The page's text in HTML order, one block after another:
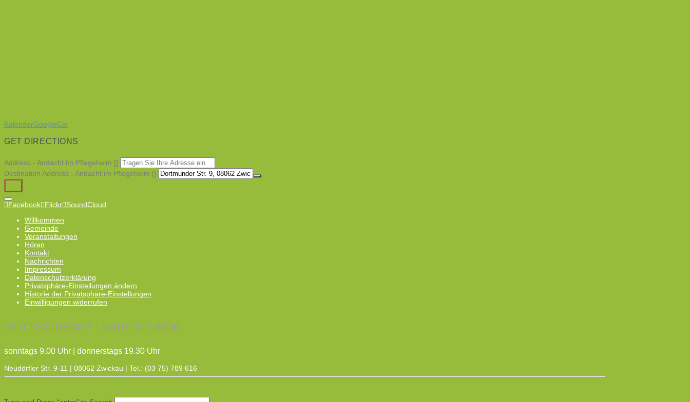
KalenderGoogleCal
GET DIRECTIONS
Address - Andacht im Pflegeheim []
Destination Address - Andacht im Pflegeheim []
Facebook Flickr SoundCloud
Willkommen
Gemeinde
Veranstaltungen
Hören
Kontakt
Nachrichten
Impressum
Datenschutzerklärung
Privatsphäre-Einstellungen ändern
Historie der Privatsphäre-Einstellungen
Einwilligungen widerrufen
GOTTESDIENST | BIBELSTUNDE
sonntags 9.00 Uhr | donnerstags 19.30 Uhr
Neudörfler Str. 9-11 | 08062 Zwickau | Tel.: (03 75) 789 616